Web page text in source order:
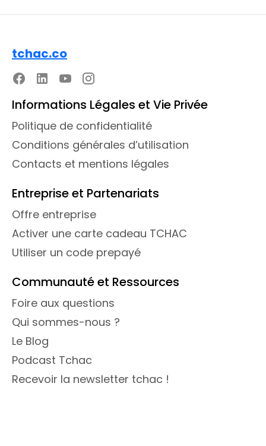
tchac.co
Informations Légales et Vie Privée
Politique de confidentialité
Conditions générales d’utilisation
Contacts et mentions légales
Entreprise et Partenariats
Offre entreprise
Activer une carte cadeau TCHAC
Utiliser un code prepayé
Communauté et Ressources
Foire aux questions
Qui sommes-nous ?
Le Blog
Podcast Tchac
Recevoir la newsletter tchac !